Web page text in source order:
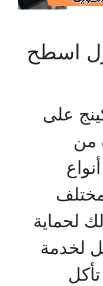
اسطح
على
من
لحماية
لخدمة